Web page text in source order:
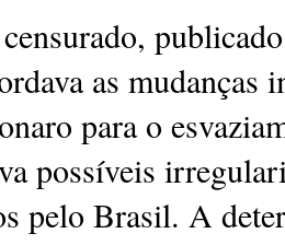
as mudanças
para o
possíveis
pelo Brasil. A